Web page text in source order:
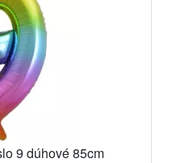
9 dúhové 85cm